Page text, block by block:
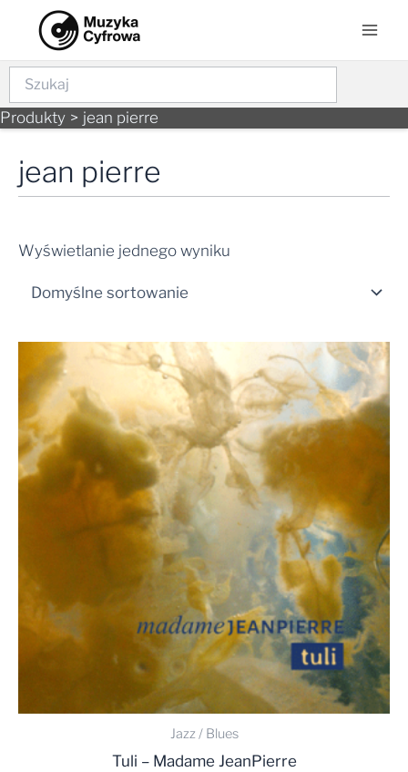
content
Szukaj
Produkty jean pierre
jean pierre
Wyświetlanie jednego wyniku
Jazz / Blues
Tuli – Madame JeanPierre